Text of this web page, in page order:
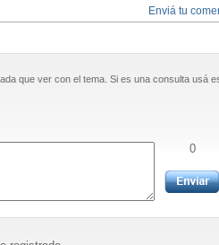
Enviá tu
que ver con el tema. Si es una consulta usá
0